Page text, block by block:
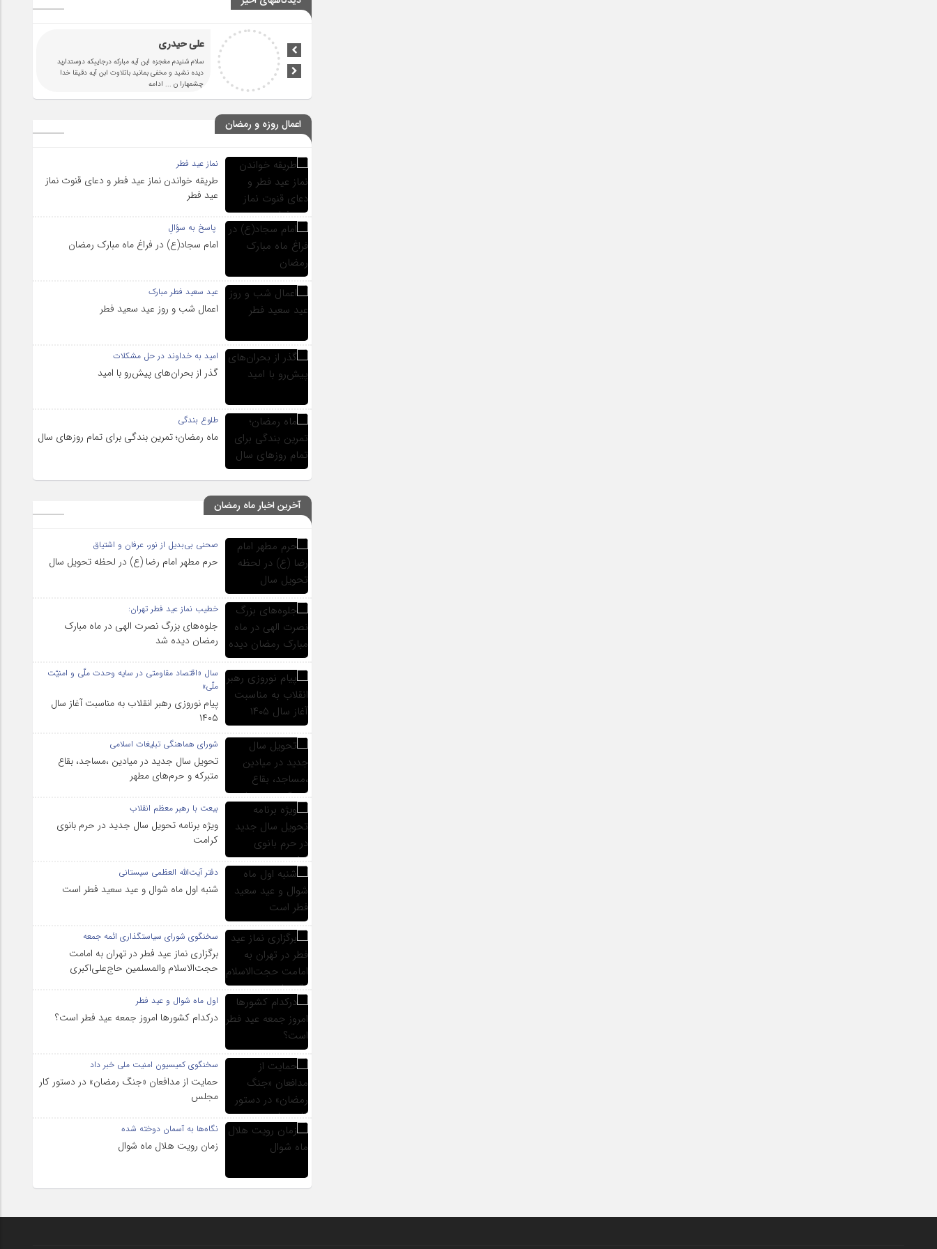
علی حیدری
سلام شنیدم مغجزه این آیه مبارکه درجاییکه دوستدارید
دیده نشید و مخفی بمانید باتلاوت ابن آیه دقیقا خدا
چشمهارا ن ... ادامه
اعمال روزه و رمضان
نماز عید فطر
طریقه خواندن نماز عید فطر و دعای قنوت نماز
عید فطر
پاسخ به سؤالِ
امام سجاد(ع) در فراغ ماه مبارک رمضان
عید سعید فطر مبارک
اعمال شب و روز عید سعید فطر
امید به خداوند در حل مشکلات
گذر از بحران‌های پیش‌رو با امید
طلوع بندگی
ماه رمضان؛ تمرین بندگی برای تمام روزهای سال
آخرین اخبار ماه رمضان
صحنی بی‌بدیل از نور، عرفان و اشتیاق
حرم مطهر امام رضا (ع) در لحظه تحویل سال
خطیب نماز عید فطر تهران:
جلوه‌های بزرگ نصرت الهی در ماه مبارک
رمضان دیده شد
سال «اقتصاد مقاومتی در سایه وحدت ملّی و امنیّت
ملّی»
پیام نوروزی رهبر انقلاب به مناسبت آغاز سال
۱۴۰۵
شورای هماهنگی تبلیغات اسلامی
تحویل سال‌ جدید در میادین ،مساجد، بقاع
متبرکه‌ و حرم‌های‌ مطهر
بیعت با رهبر معظم انقلاب
ویژه برنامه تحویل سال جدید در حرم بانوی
کرامت
دفتر آیت‌الله العظمی سیستانی
شنبه اول ماه شوال و عید سعید فطر است
سخنگوی شورای سیاستگذاری ائمه جمعه
برگزاری نماز عید فطر در تهران به امامت
حجت‌الاسلام والمسلمین حاج‌علی‌اکبری
اول ماه شوال و عید فطر
درکدام کشورها امروز جمعه عید فطر است؟
سخنگوی کمیسیون امنیت ملی خبر داد
حمایت از مدافعان «جنگ رمضان» در دستور کار
مجلس
نگاه‌ها به آسمان دوخته شده
زمان رویت هلال ماه شوال